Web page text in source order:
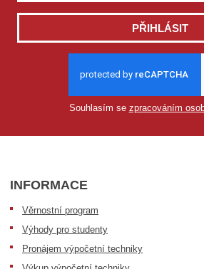
PŘIHLÁSIT
Souhlasím se zpracováním
INFORMACE
Věrnostní program
Výhody pro studenty
Pronájem výpočetní techniky